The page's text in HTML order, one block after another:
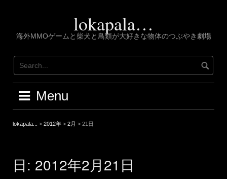
lokapala…
海外MMOゲームと柴犬と鳥類が大好きな物体のつぶやき劇場
Menu
lokapala... > 2012年 > 2月 > 21日
日: 2012年2月21日